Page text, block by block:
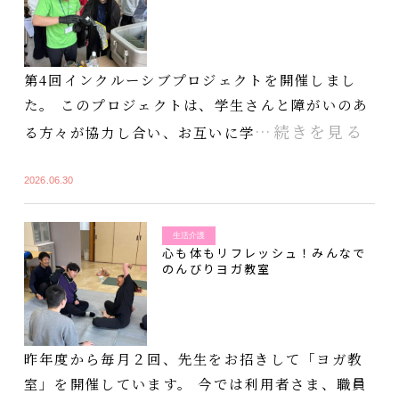
第4回インクルーシブプロジェクトを開催しまし
た。 このプロジェクトは、学生さんと障がいのあ
る方々が協力し合い、お互いに学…続きを見る
2026.06.30
生活介護
心も体もリフレッシュ！みんなで
のんびりヨガ教室
昨年度から毎月２回、先生をお招きして「ヨガ教
室」を開催しています。 今では利用者さま、職員